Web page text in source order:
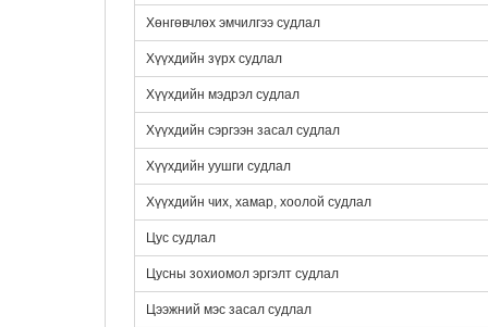
Хөнгөвчлөх эмчилгээ судлал
Хүүхдийн зүрх судлал
Хүүхдийн мэдрэл судлал
Хүүхдийн сэргээн засал судлал
Хүүхдийн уушги судлал
Хүүхдийн чих, хамар, хоолой судлал
Цус судлал
Цусны зохиомол эргэлт судлал
Цээжний мэс засал судлал